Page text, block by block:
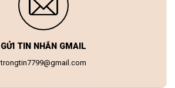
GỬI TIN NHẮN GMAIL
trongtin7799@gmail.com